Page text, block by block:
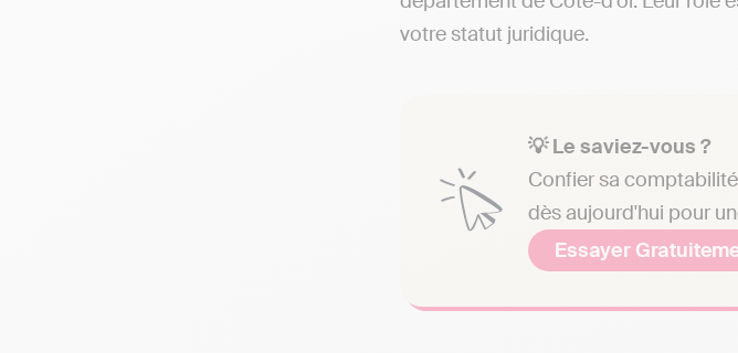
votre statut juridique.
💡 Le saviez-vous ?
Confier sa
dès aujourd'hui pour
Essayer